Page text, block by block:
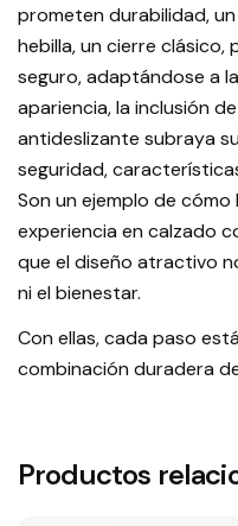
prometen durabilidad,
hebilla, un cierre
seguro, adaptándose a
apariencia, la inclusión
antideslizante subraya
seguridad,
Son un ejemplo de
experiencia en calzado
que el diseño atractivo
ni el bienestar.
Con ellas, cada paso
combinación duradera
Productos